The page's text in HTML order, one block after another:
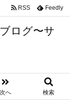
ログ〜サ
次へ 検索
RSS Feedly